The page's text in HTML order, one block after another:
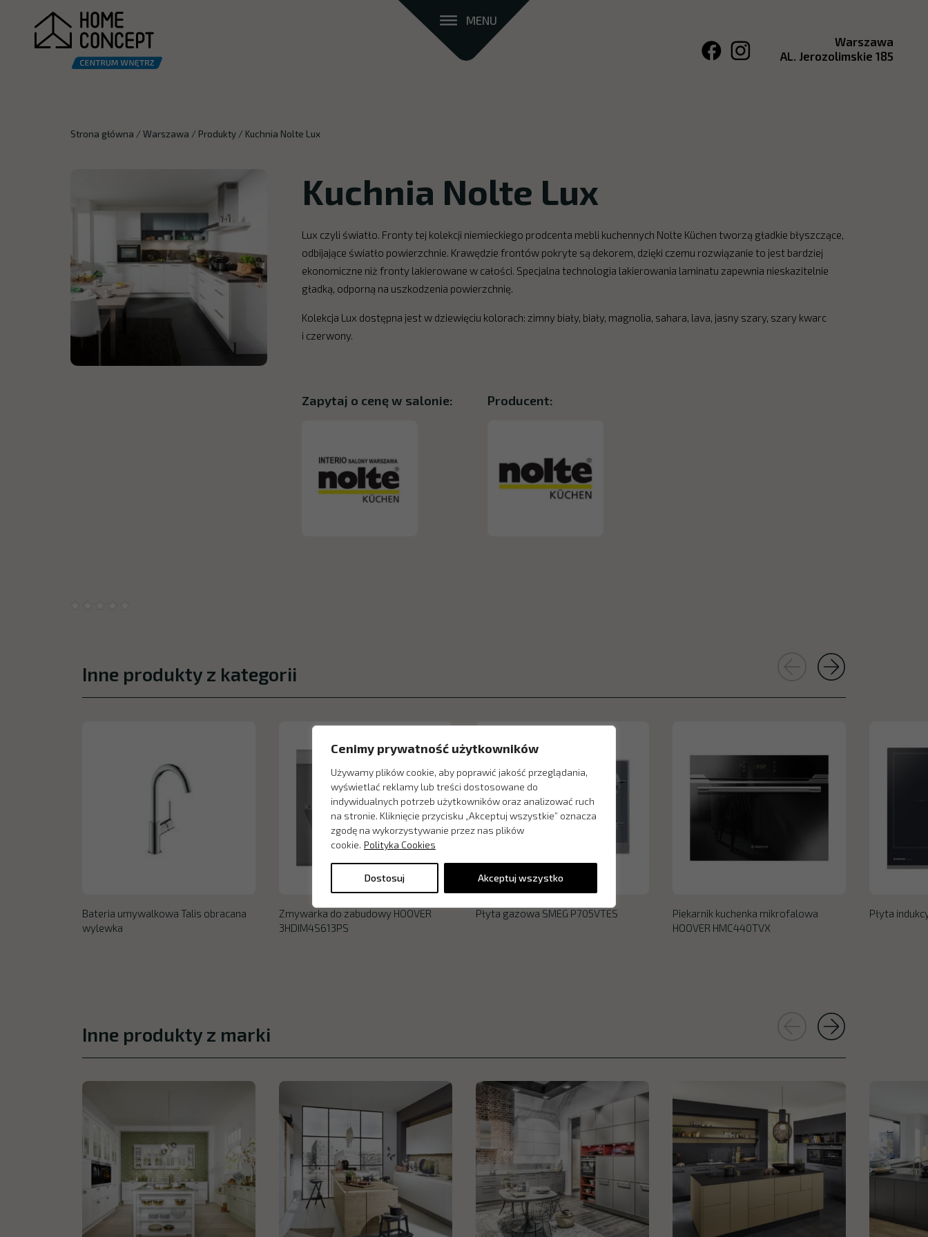
Cenimy prywatność użytkowników
Używamy plików cookie, aby poprawić jakość przeglądania,
wyświetlać reklamy lub treści dostosowane do
indywidualnych potrzeb użytkowników oraz analizować ruch
na stronie. Kliknięcie przycisku „Akceptuj wszystkie” oznacza
zgodę na wykorzystywanie przez nas plików
cookie. Polityka Cookies
Dostosuj Akceptuj wszystko
MENU
Warszawa
AL. Jerozolimskie 185
Strona główna /Warszawa /Produkty / Kuchnia Nolte Lux
Kuchnia Nolte Lux
Lux czyli światło. Fronty tej kolekcji niemieckiego prodcenta mebli kuchennych Nolte Küchen tworzą gładkie błyszczące,
odbijające światło powierzchnie. Krawędzie frontów pokryte są dekorem, dzięki czemu rozwiązanie to jest bardziej
ekonomiczne niż fronty lakierowane w całości. Specjalna technologia lakierowania laminatu zapewnia nieskazitelnie
gładką, odporną na uszkodzenia powierzchnię.
Kolekcja Lux dostępna jest w dziewięciu kolorach: zimny biały, biały, magnolia, sahara, lava, jasny szary, szary kwarc
i czerwony.
Zapytaj o cenę w salonie: Producent:
Inne produkty z kategorii
Bateria umywalkowa Talis obracana
wylewka
Zmywarka do zabudowy HOOVER
3HDIM4S613PS
Płyta gazowa SMEG P705VTES
Piekarnik kuchenka mikrofalowa
HOOVER HMC440TVX
Płyta
Inne produkty z marki